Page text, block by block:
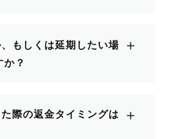
もしくは延期したい場
？
＋
際の返金タイミングは
＋